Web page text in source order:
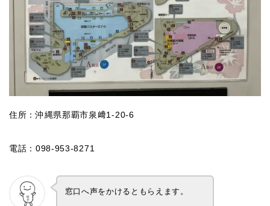
住所：沖縄県那覇市泉﨑1-20-6
電話：098-953-8271
窓口へ声をかけるともらえます。